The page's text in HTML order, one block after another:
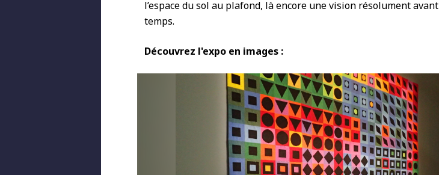
l’espace du sol au plafond, là encore une vision résolument
temps.
Découvrez l'expo en images :